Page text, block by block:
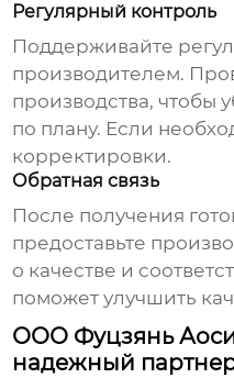
Регулярный контроль
Поддерживайте
производителем.
производства, чтобы
по плану. Если
корректировки.
Обратная связь
После получения
предоставьте
о качестве и
поможет улучшить
ООО Фуцзянь
надежный